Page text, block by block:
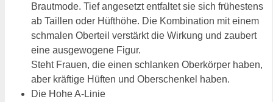
Brautmode. Tief angesetzt entfaltet sie sich frühestens
ab Taillen oder Hüfthöhe. Die Kombination mit einem
schmalen Oberteil verstärkt die Wirkung und zaubert
eine ausgewogene Figur.
Steht Frauen, die einen schlanken Oberkörper haben,
aber kräftige Hüften und Oberschenkel haben.
Die Hohe A-Linie